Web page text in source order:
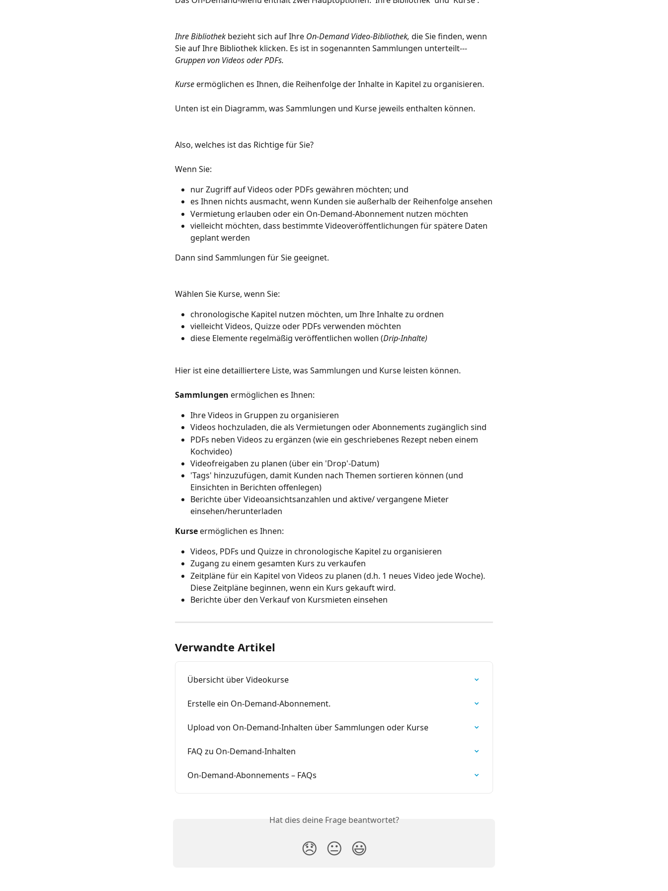
Ihre Bibliothek bezieht sich auf Ihre On-Demand Video-Bibliothek, die Sie finden, wenn
Sie auf Ihre Bibliothek klicken. Es ist in sogenannten Sammlungen unterteilt---
Gruppen von Videos oder PDFs.
Kurse ermöglichen es Ihnen, die Reihenfolge der Inhalte in Kapitel zu organisieren.
Unten ist ein Diagramm, was Sammlungen und Kurse jeweils enthalten können.
Also, welches ist das Richtige für Sie?
Wenn Sie:
nur Zugriff auf Videos oder PDFs gewähren möchten; und
es Ihnen nichts ausmacht, wenn Kunden sie außerhalb der Reihenfolge ansehen
Vermietung erlauben oder ein On-Demand-Abonnement nutzen möchten
vielleicht möchten, dass bestimmte Videoveröffentlichungen für spätere Daten
geplant werden
Dann sind Sammlungen für Sie geeignet.
Wählen Sie Kurse, wenn Sie:
chronologische Kapitel nutzen möchten, um Ihre Inhalte zu ordnen
vielleicht Videos, Quizze oder PDFs verwenden möchten
diese Elemente regelmäßig veröffentlichen wollen (Drip-Inhalte)
Hier ist eine detailliertere Liste, was Sammlungen und Kurse leisten können.
Sammlungen ermöglichen es Ihnen:
Ihre Videos in Gruppen zu organisieren
Videos hochzuladen, die als Vermietungen oder Abonnements zugänglich sind
PDFs neben Videos zu ergänzen (wie ein geschriebenes Rezept neben einem
Kochvideo)
Videofreigaben zu planen (über ein 'Drop'-Datum)
'Tags' hinzuzufügen, damit Kunden nach Themen sortieren können (und
Einsichten in Berichten offenlegen)
Berichte über Videoansichtsanzahlen und aktive/ vergangene Mieter
einsehen/herunterladen
Kurse ermöglichen es Ihnen:
Videos, PDFs und Quizze in chronologische Kapitel zu organisieren
Zugang zu einem gesamten Kurs zu verkaufen
Zeitpläne für ein Kapitel von Videos zu planen (d.h. 1 neues Video jede Woche).
Diese Zeitpläne beginnen, wenn ein Kurs gekauft wird.
Berichte über den Verkauf von Kursmieten einsehen
Verwandte Artikel
Übersicht über Videokurse
Erstelle ein On-Demand-Abonnement.
Upload von On-Demand-Inhalten über Sammlungen oder Kurse
FAQ zu On-Demand-Inhalten
On-Demand-Abonnements – FAQs
Hat dies deine Frage beantwortet?
😞 😐 😃